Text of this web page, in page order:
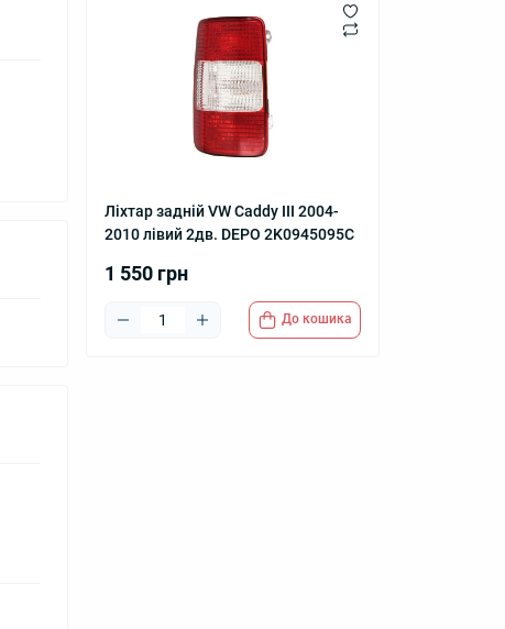
Ліхтар задній VW Caddy III 2004-
2010 лівий 2дв. DEPO 2K0945095C
1 550 грн
До кошика